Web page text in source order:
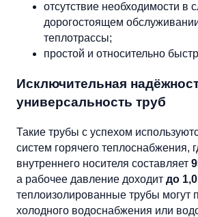
отсутствие необходимости в
дорогостоящем
теплотрассы;
простой и относительно
Исключительная
универсальность труб
Такие трубы с успехом
систем горячего теплоснабжения,
внутреннего носителя составляет
а рабочее давление доходит до
теплоизолированные трубы могут
холодного водоснабжения или